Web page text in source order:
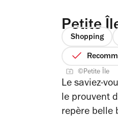
Petite
Shopping
©Petite Île
Le saviez-
le prouvent
repère belle